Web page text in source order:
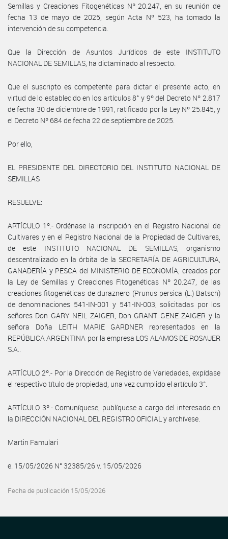
Semillas y Creaciones Fitogenéticas Nº 20.247, en su reunión de
fecha 13 de mayo de 2025, según Acta Nº 523, ha tomado la
intervención de su competencia.
Que la Dirección de Asuntos Jurídicos de este INSTITUTO
NACIONAL DE SEMILLAS, ha dictaminado al respecto.
Que el suscripto es competente para dictar el presente acto, en
virtud de lo establecido en los artículos 8° y 9º del Decreto Nº 2.817
de fecha 30 de diciembre de 1991, ratificado por la Ley Nº 25.845, y
el Decreto Nº 684 de fecha 22 de septiembre de 2025.
Por ello,
EL PRESIDENTE DEL DIRECTORIO DEL INSTITUTO NACIONAL DE
SEMILLAS
RESUELVE:
ARTÍCULO 1º.- Ordénase la inscripción en el Registro Nacional de
Cultivares y en el Registro Nacional de la Propiedad de Cultivares,
de este INSTITUTO NACIONAL DE SEMILLAS, organismo
descentralizado en la órbita de la SECRETARÍA DE AGRICULTURA,
GANADERÍA y PESCA del MINISTERIO DE ECONOMÍA, creados por
la Ley de Semillas y Creaciones Fitogenéticas Nº 20.247, de las
creaciones fitogenéticas de duraznero (Prunus persica (L.) Batsch)
de denominaciones 541-IN-001 y 541-IN-003, solicitadas por los
señores Don GARY NEIL ZAIGER, Don GRANT GENE ZAIGER y la
señora Doña LEITH MARIE GARDNER representados en la
REPÚBLICA ARGENTINA por la empresa LOS ALAMOS DE ROSAUER
S.A..
ARTÍCULO 2º.- Por la Dirección de Registro de Variedades, expídase
el respectivo título de propiedad, una vez cumplido el artículo 3°.
ARTÍCULO 3º.- Comuníquese, publíquese a cargo del interesado en
la DIRECCIÓN NACIONAL DEL REGISTRO OFICIAL y archívese.
Martin Famulari
e. 15/05/2026 N° 32385/26 v. 15/05/2026
Fecha de publicación 15/05/2026